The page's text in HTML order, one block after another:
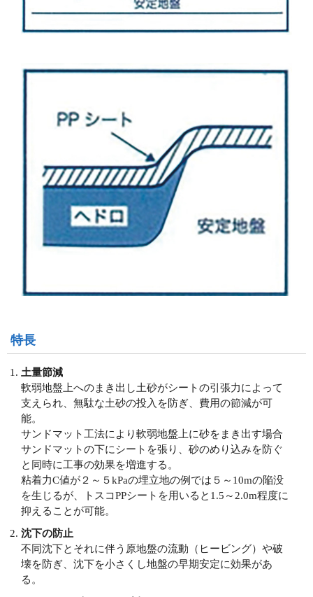
特長
土量節減
軟弱地盤上へのまき出し土砂がシートの引張力によって
支えられ、無駄な土砂の投入を防ぎ、費用の節減が可
能。
サンドマット工法により軟弱地盤上に砂をまき出す場合
サンドマットの下にシートを張り、砂のめり込みを防ぐ
と同時に工事の効果を増進する。
粘着力C値が２～５kPaの埋立地の例では５～10mの陥没
を生じるが、トスコPPシートを用いると1.5～2.0m程度に
抑えることが可能。
沈下の防止
不同沈下とそれに伴う原地盤の流動（ヒービング）や破
壊を防ぎ、沈下を小さくし地盤の早期安定に効果があ
る。